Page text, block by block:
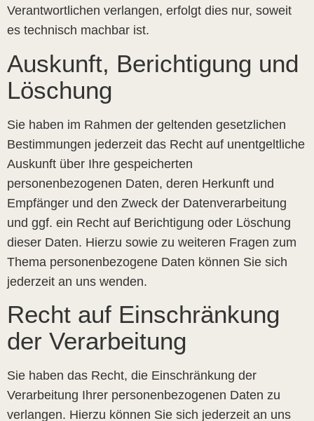
Verantwortlichen verlangen, erfolgt dies nur, soweit
es technisch machbar ist.
Auskunft, Berichtigung und
Löschung
Sie haben im Rahmen der geltenden gesetzlichen
Bestimmungen jederzeit das Recht auf unentgeltliche
Auskunft über Ihre gespeicherten
personenbezogenen Daten, deren Herkunft und
Empfänger und den Zweck der Datenverarbeitung
und ggf. ein Recht auf Berichtigung oder Löschung
dieser Daten. Hierzu sowie zu weiteren Fragen zum
Thema personenbezogene Daten können Sie sich
jederzeit an uns wenden.
Recht auf Einschränkung
der Verarbeitung
Sie haben das Recht, die Einschränkung der
Verarbeitung Ihrer personenbezogenen Daten zu
verlangen. Hierzu können Sie sich jederzeit an uns